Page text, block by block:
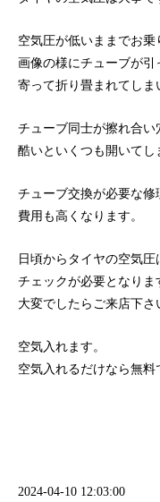
空気圧が低いままでお乗
画像の様にチューブが引
寄って折り畳まれてしま
チューブ同士が擦れ合い
酷いといくつも開いてし
チューブ交換が必要な修
費用も高くなります。
日頃からタイヤの空気圧
チェックが必要となりま
大変でしたらご来店下さ
空気入れます。
空気入れるだけなら無料
2024-04-10 12:03:00